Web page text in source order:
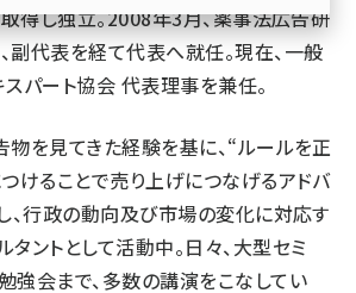
得し独立。2008年3月、薬事法広告研
副代表を経て代表へ就任。現在、一般
パート協会 代表理事を兼任。
物を見てきた経験を基に、“ルールを正
つけることで売り上げにつなげるアドバ
、行政の動向及び市場の変化に対応す
ントとして活動中。日々、大型セミ
強会まで、多数の講演をこなしてい
ら↑